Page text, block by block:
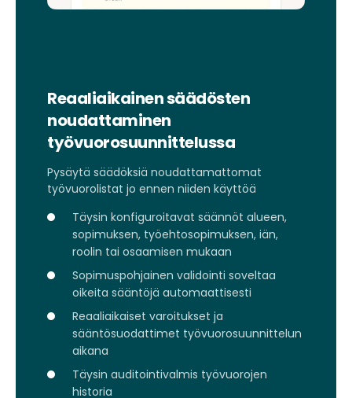
Reaaliaikainen säädösten
noudattaminen
työvuorosuunnittelussa
Pysäytä säädöksiä noudattamattomat
työvuorolistat jo ennen niiden käyttöä
Täysin konfiguroitavat säännöt alueen,
sopimuksen, työehtosopimuksen, iän,
roolin tai osaamisen mukaan
Sopimuspohjainen validointi soveltaa
oikeita sääntöjä automaattisesti
Reaaliaikaiset varoitukset ja
sääntösuodattimet työvuorosuunnittelun
aikana
Täysin auditointivalmis työvuorojen
historia